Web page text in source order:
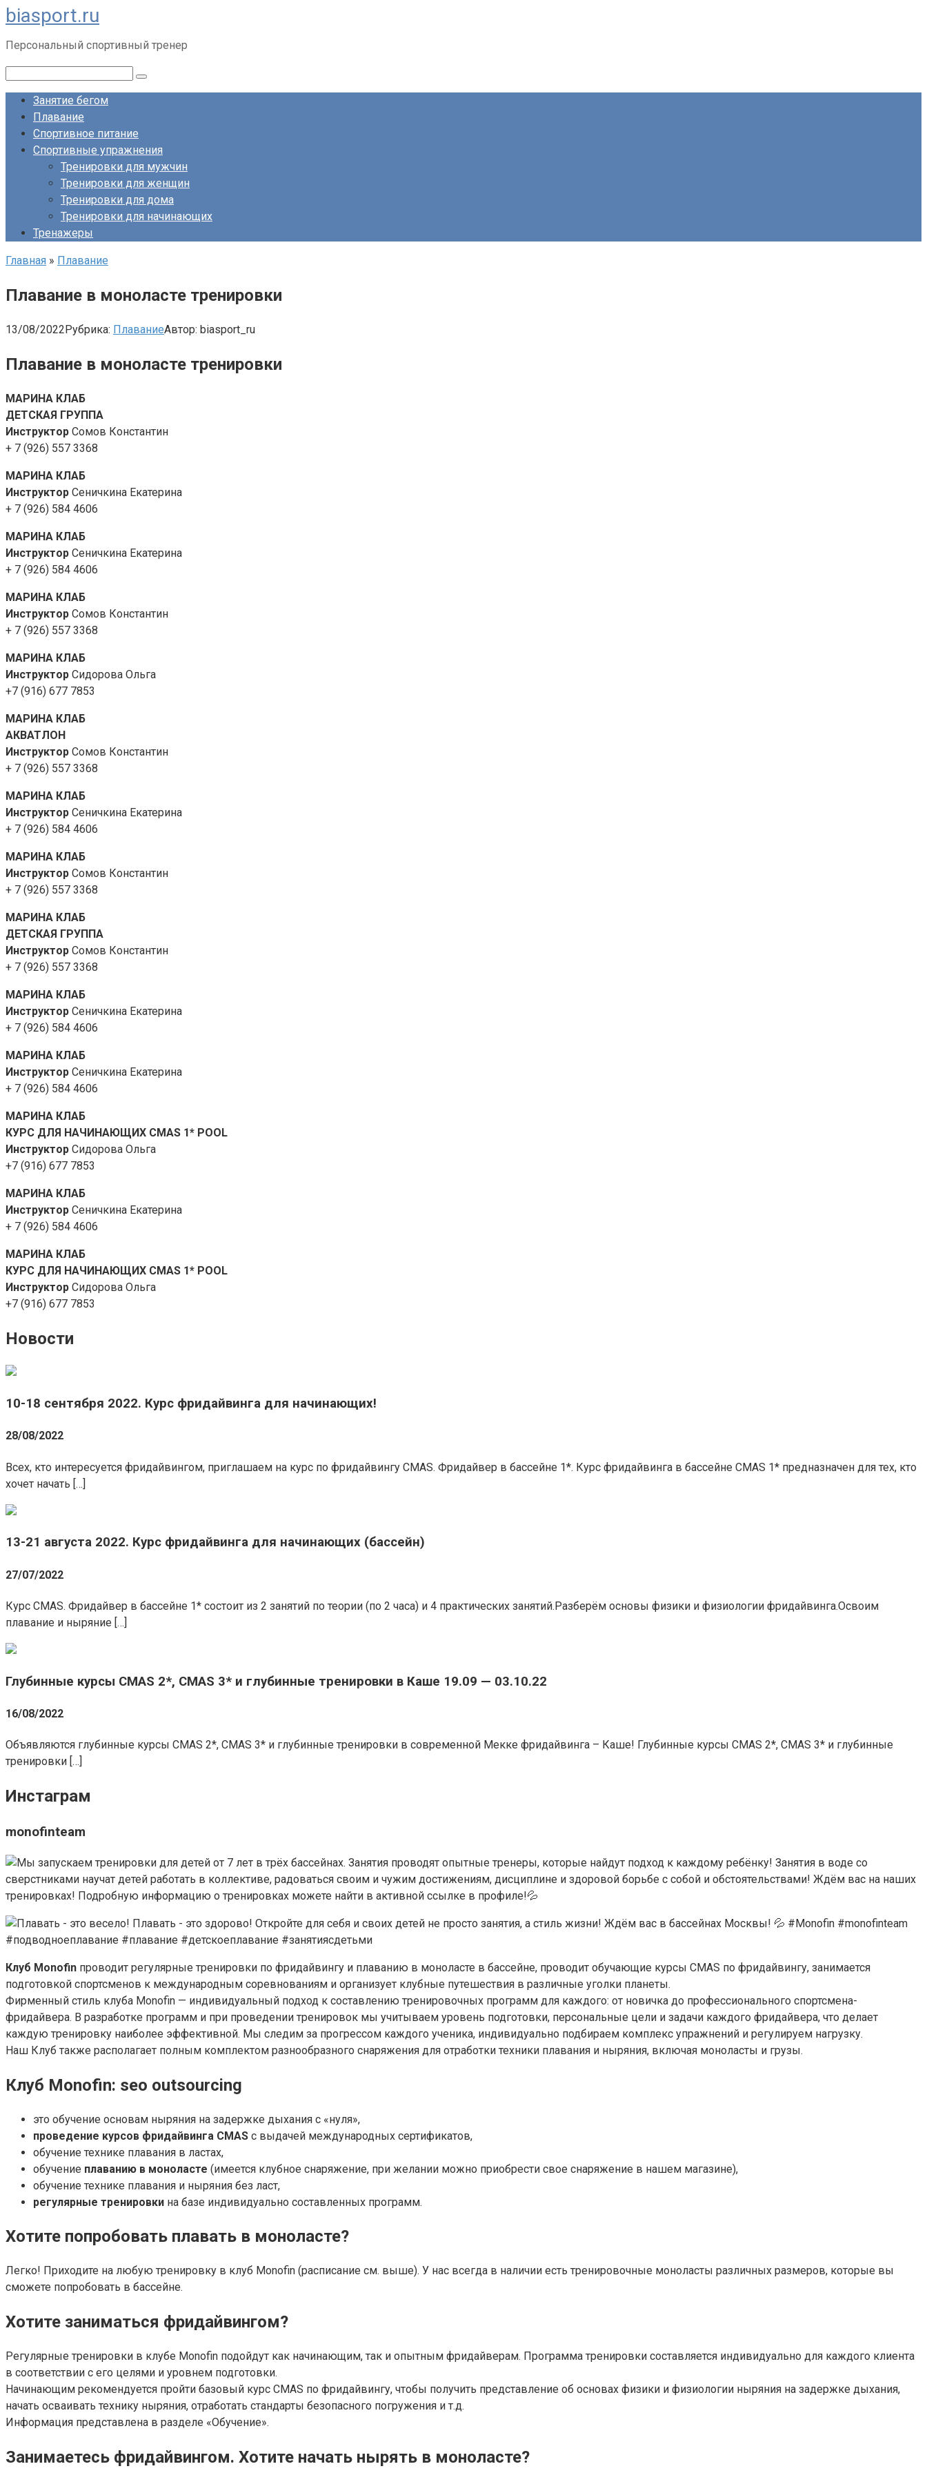
Перейти
к
контенту
biasport.ru
Персональный спортивный тренер
Занятие бегом
Плавание
Спортивное питание
Спортивные упражнения
Тренировки для мужчин
Тренировки для женщин
Тренировки для дома
Тренировки для начинающих
Тренажеры
Главная » Плавание
Плавание в моноласте тренировки
13/08/2022Рубрика: ПлаваниеАвтор: biasport_ru
Плавание в моноласте тренировки
МАРИНА КЛАБ
ДЕТСКАЯ ГРУППА
Инструктор Сомов Константин
+ 7 (926) 557 3368
МАРИНА КЛАБ
Инструктор Сеничкина Екатерина
+ 7 (926) 584 4606
МАРИНА КЛАБ
Инструктор Сеничкина Екатерина
+ 7 (926) 584 4606
МАРИНА КЛАБ
Инструктор Сомов Константин
+ 7 (926) 557 3368
МАРИНА КЛАБ
Инструктор Сидорова Ольга
+7 (916) 677 7853
МАРИНА КЛАБ
АКВАТЛОН
Инструктор Сомов Константин
+ 7 (926) 557 3368
МАРИНА КЛАБ
Инструктор Сеничкина Екатерина
+ 7 (926) 584 4606
МАРИНА КЛАБ
Инструктор Сомов Константин
+ 7 (926) 557 3368
МАРИНА КЛАБ
ДЕТСКАЯ ГРУППА
Инструктор Сомов Константин
+ 7 (926) 557 3368
МАРИНА КЛАБ
Инструктор Сеничкина Екатерина
+ 7 (926) 584 4606
МАРИНА КЛАБ
Инструктор Сеничкина Екатерина
+ 7 (926) 584 4606
МАРИНА КЛАБ
КУРС ДЛЯ НАЧИНАЮЩИХ CMAS 1* POOL
Инструктор Сидорова Ольга
+7 (916) 677 7853
МАРИНА КЛАБ
Инструктор Сеничкина Екатерина
+ 7 (926) 584 4606
МАРИНА КЛАБ
КУРС ДЛЯ НАЧИНАЮЩИХ CMAS 1* POOL
Инструктор Сидорова Ольга
+7 (916) 677 7853
Новости
10-18 сентября 2022. Курс фридайвинга для начинающих!
28/08/2022
Всех, кто интересуется фридайвингом, приглашаем на курс по фридайвингу CMAS. Фридайвер в бассейне 1*. Курс фридайвинга в бассейне CMAS 1* предназначен для тех, кто
хочет начать […]
13-21 августа 2022. Курс фридайвинга для начинающих (бассейн)
27/07/2022
Курс CMAS. Фридайвер в бассейне 1* состоит из 2 занятий по теории (по 2 часа) и 4 практических занятий.Разберём основы физики и физиологии фридайвинга.Освоим
плавание и ныряние […]
Глубинные курсы CMAS 2*, CMAS 3* и глубинные тренировки в Каше 19.09 — 03.10.22
16/08/2022
Объявляются глубинные курсы CMAS 2*, CMAS 3* и глубинные тренировки в современной Мекке фридайвинга – Каше! Глубинные курсы CMAS 2*, CMAS 3* и глубинные
тренировки […]
Инстаграм
monofinteam
Клуб Monofin проводит регулярные тренировки по фридайвингу и плаванию в моноласте в бассейне, проводит обучающие курсы CMAS по фридайвингу, занимается
подготовкой спортсменов к международным соревнованиям и организует клубные путешествия в различные уголки планеты.
Фирменный стиль клуба Monofin — индивидуальный подход к составлению тренировочных программ для каждого: от новичка до профессионального спортсмена-
фридайвера. В разработке программ и при проведении тренировок мы учитываем уровень подготовки, персональные цели и задачи каждого фридайвера, что делает
каждую тренировку наиболее эффективной. Мы следим за прогрессом каждого ученика, индивидуально подбираем комплекс упражнений и регулируем нагрузку.
Наш Клуб также располагает полным комплектом разнообразного снаряжения для отработки техники плавания и ныряния, включая моноласты и грузы.
Клуб Monofin: seo outsourcing
это обучение основам ныряния на задержке дыхания с «нуля»,
проведение курсов фридайвинга CMAS с выдачей международных сертификатов,
обучение технике плавания в ластах,
обучение плаванию в моноласте (имеется клубное снаряжение, при желании можно приобрести свое снаряжение в нашем магазине),
обучение технике плавания и ныряния без ласт,
регулярные тренировки на базе индивидуально составленных программ.
Хотите попробовать плавать в моноласте?
Легко! Приходите на любую тренировку в клуб Monofin (расписание см. выше). У нас всегда в наличии есть тренировочные моноласты различных размеров, которые вы
сможете попробовать в бассейне.
Хотите заниматься фридайвингом?
Регулярные тренировки в клубе Monofin подойдут как начинающим, так и опытным фридайверам. Программа тренировки составляется индивидуально для каждого клиента
в соответствии с его целями и уровнем подготовки.
Начинающим рекомендуется пройти базовый курс CMAS по фридайвингу, чтобы получить представление об основах физики и физиологии ныряния на задержке дыхания,
начать осваивать технику ныряния, отработать стандарты безопасного погружения и т.д.
Информация представлена в разделе «Обучение».
Занимаетесь фридайвингом. Хотите начать нырять в моноласте?